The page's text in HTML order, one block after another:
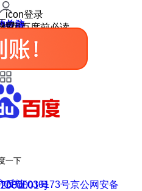
登录
关注
收藏
中心
反馈
置用百度前必读
一下
反馈证030173号
号